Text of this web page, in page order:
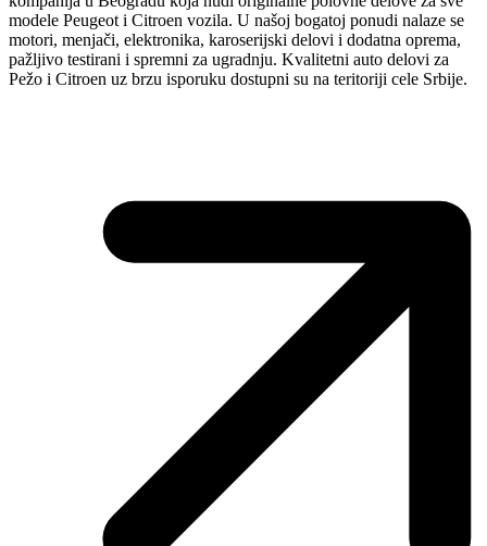
modele Peugeot i Citroen vozila. U našoj bogatoj ponudi nalaze se
motori, menjači, elektronika, karoserijski delovi i dodatna oprema,
pažljivo testirani i spremni za ugradnju. Kvalitetni auto delovi za
Pežo i Citroen uz brzu isporuku dostupni su na teritoriji cele Srbije.